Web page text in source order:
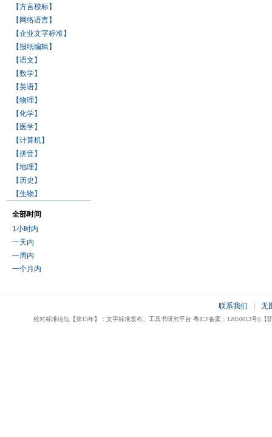
【方言校标】
【网络语言】
【企业文字标准】
【报纸编辑】
【语文】
【数学】
【英语】
【物理】
【化学】
【医学】
【计算机】
【拼音】
【地理】
【历史】
【生物】
全部时间
1小时内
一天内
一周内
一个月内
联系我们 无
校对标准论坛【第15年】：文字标准发布、工具书研究平台 粤ICP备案：12050613号|||【